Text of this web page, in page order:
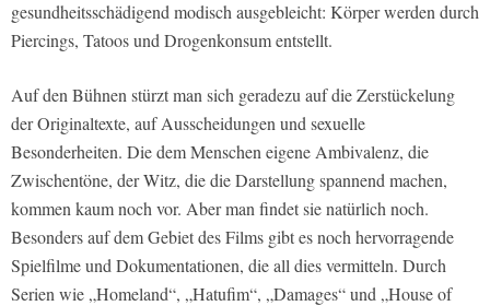
gesundheitsschädigend modisch ausgebleicht: Körper werden durch
Piercings, Tatoos und Drogenkonsum entstellt.
Auf den Bühnen stürzt man sich geradezu auf die Zerstückelung
der Originaltexte, auf Ausscheidungen und sexuelle
Besonderheiten. Die dem Menschen eigene Ambivalenz, die
Zwischentöne, der Witz, die die Darstellung spannend machen,
kommen kaum noch vor. Aber man findet sie natürlich noch.
Besonders auf dem Gebiet des Films gibt es noch hervorragende
Spielfilme und Dokumentationen, die all dies vermitteln. Durch
Serien wie „Homeland“, „Hatufim“, „Damages“ und „House of